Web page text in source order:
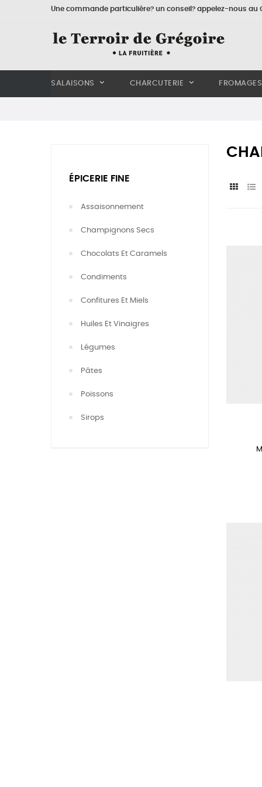
Une commande particulière? un conseil? appelez-nous au
SALAISONS CHARCUTERIE FROMAGES
ÉPICERIE FINE
Assaisonnement
Champignons Secs
Chocolats Et Caramels
Condiments
Confitures Et Miels
Huiles Et Vinaigres
Légumes
Pâtes
Poissons
Sirops